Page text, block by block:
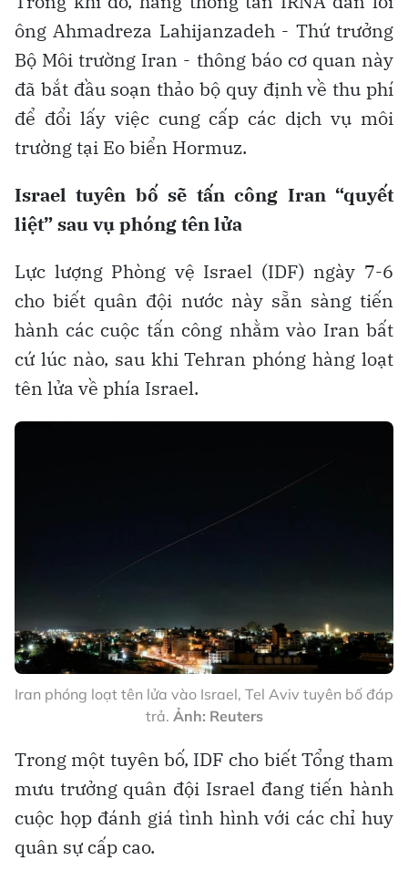
ông Ahmadreza Lahijanzadeh - Thứ trưởng
Bộ Môi trường Iran - thông báo cơ quan này
đã bắt đầu soạn thảo bộ quy định về thu phí
để đổi lấy việc cung cấp các dịch vụ môi
trường tại Eo biển Hormuz.
Israel tuyên bố sẽ tấn công Iran “quyết
liệt” sau vụ phóng tên lửa
Lực lượng Phòng vệ Israel (IDF) ngày 7-6
cho biết quân đội nước này sẵn sàng tiến
hành các cuộc tấn công nhằm vào Iran bất
cứ lúc nào, sau khi Tehran phóng hàng loạt
tên lửa về phía Israel.
Iran phóng loạt tên lửa vào Israel, Tel Aviv tuyên bố đáp
trả. Ảnh: Reuters
Trong một tuyên bố, IDF cho biết Tổng tham
mưu trưởng quân đội Israel đang tiến hành
cuộc họp đánh giá tình hình với các chỉ huy
quân sự cấp cao.